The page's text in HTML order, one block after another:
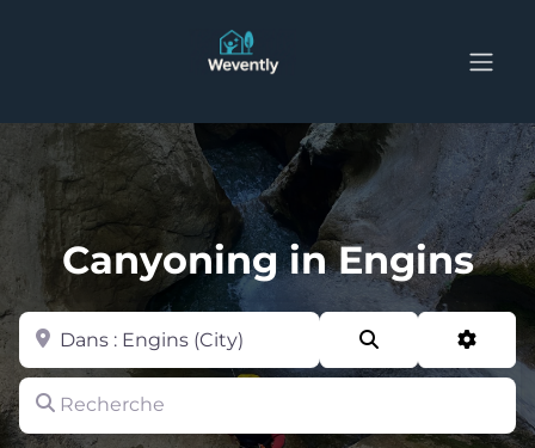
Canyoning in Engins
Recherche
Zone